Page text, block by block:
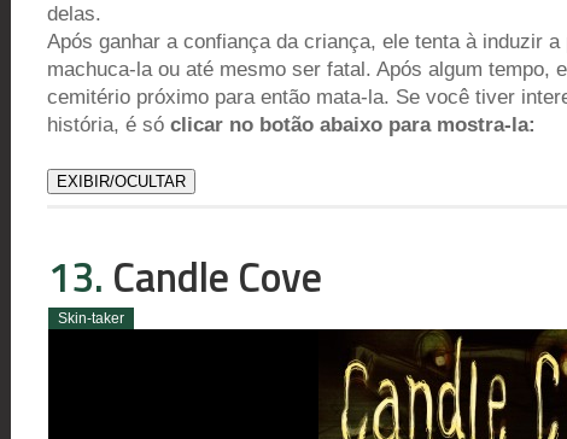
delas.
Após ganhar a confiança da criança, ele tenta à induzir
machuca-la ou até mesmo ser fatal. Após algum tempo,
cemitério próximo para então mata-la. Se você tiver
história, é só clicar no botão abaixo para mostra-la:
EXIBIR/OCULTAR
13. Candle Cove
Skin-taker